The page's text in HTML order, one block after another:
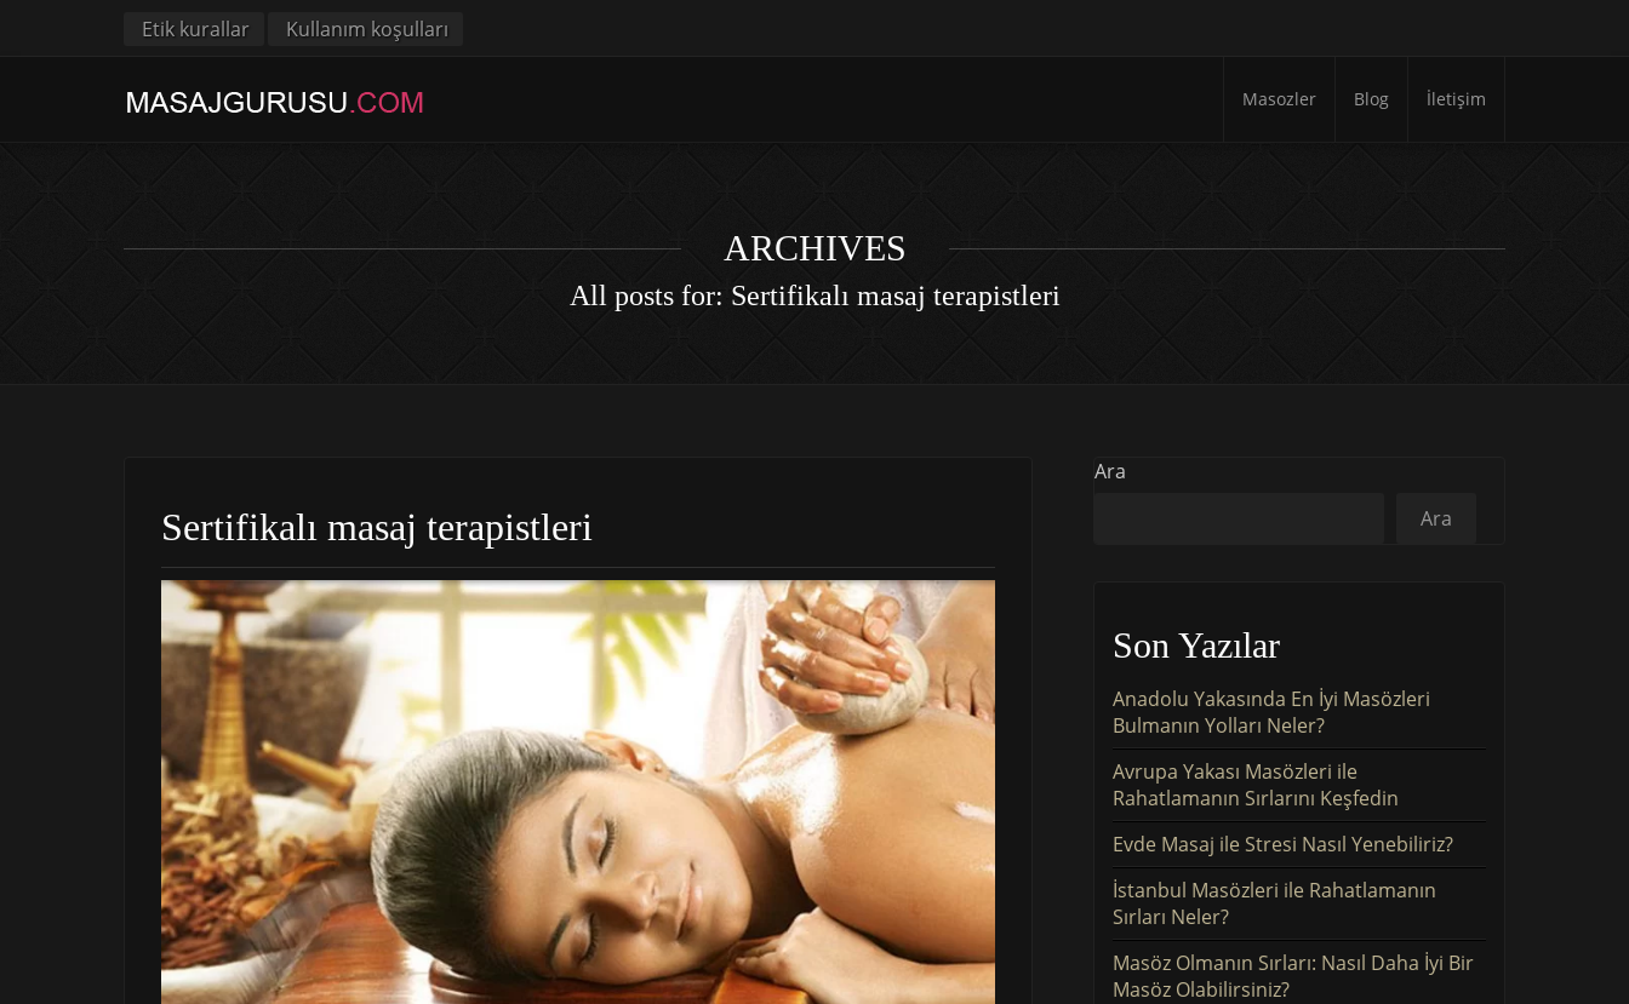
Etik kurallar Kullanım koşulları
Masozler Blog İletişim
ARCHIVES
All posts for: Sertifikalı masaj terapistleri
Sertifikalı masaj terapistleri
Ara
Ara
Son Yazılar
Anadolu Yakasında En İyi Masözleri
Bulmanın Yolları Neler?
Avrupa Yakası Masözleri ile
Rahatlamanın Sırlarını Keşfedin
Evde Masaj ile Stresi Nasıl Yenebiliriz?
İstanbul Masözleri ile Rahatlamanın
Sırları Neler?
Masöz Olmanın Sırları: Nasıl Daha İyi Bir
Masöz Olabilirsiniz?